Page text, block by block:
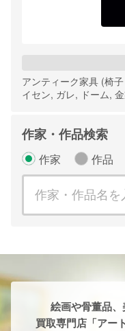
アンティーク家具 (椅
イセン, ガレ, ドーム,
作家・作品検索
作家 作品
絵画や骨董品、
買取専門店「アー